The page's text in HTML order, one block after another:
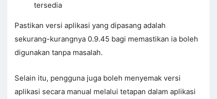
tersedia
Pastikan versi aplikasi yang dipasang adalah
sekurang-kurangnya 0.9.45 bagi memastikan ia boleh
digunakan tanpa masalah.
Selain itu, pengguna juga boleh menyemak versi
aplikasi secara manual melalui tetapan dalam aplikasi